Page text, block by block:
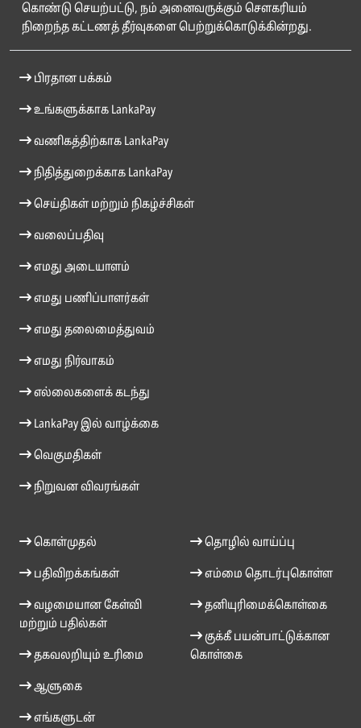
கொண்டு செயற்பட்டு, நம் அனைவருக்கும் சௌகரியம்
நிறைந்த கட்டணத் தீர்வுகளை பெற்றுக்கொடுக்கின்றது.
பிரதான பக்கம்
உங்களுக்காக LankaPay
வணிகத்திற்காக LankaPay
நிதித்துறைக்காக LankaPay
செய்திகள் மற்றும் நிகழ்ச்சிகள்
வலைப்பதிவு
எமது அடையாளம்
எமது பணிப்பாளர்கள்
எமது தலைமைத்துவம்
எமது நிர்வாகம்
எல்லைகளைக் கடந்து
LankaPay இல் வாழ்க்கை
வெகுமதிகள்
நிறுவன விவரங்கள்
கொள்முதல்
பதிவிறக்கங்கள்
வழமையான கேள்வி
மற்றும் பதில்கள்
தகவலறியும் உரிமை
ஆளுகை
எங்களுடன்
தொழில் வாய்ப்பு
எம்மை தொடர்புகொள்ள
தனியுரிமைக்கொள்கை
குக்கீ பயன்பாட்டுக்கான
கொள்கை